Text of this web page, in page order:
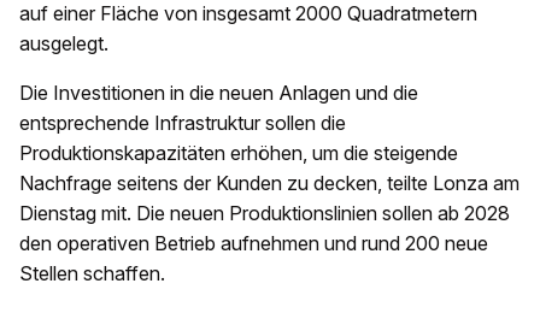
auf einer Fläche von insgesamt 2000 Quadratmetern
ausgelegt.
Die Investitionen in die neuen Anlagen und die
entsprechende Infrastruktur sollen die
Produktionskapazitäten erhöhen, um die steigende
Nachfrage seitens der Kunden zu decken, teilte Lonza am
Dienstag mit. Die neuen Produktionslinien sollen ab 2028
den operativen Betrieb aufnehmen und rund 200 neue
Stellen schaffen.